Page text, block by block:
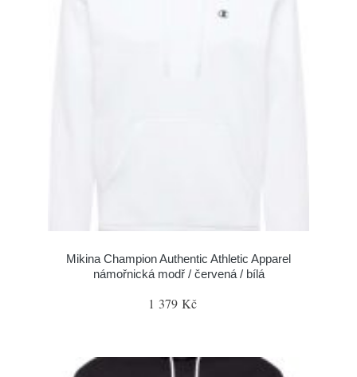
Mikina Champion Authentic Athletic Apparel
námořnická modř / červená / bílá
1 379 Kč